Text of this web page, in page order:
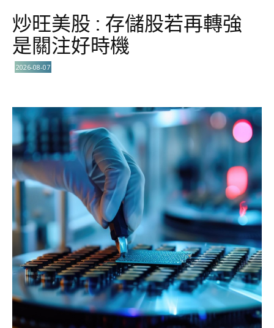
炒旺美股 : 存儲股若再轉強
是關注好時機
2026-08-07